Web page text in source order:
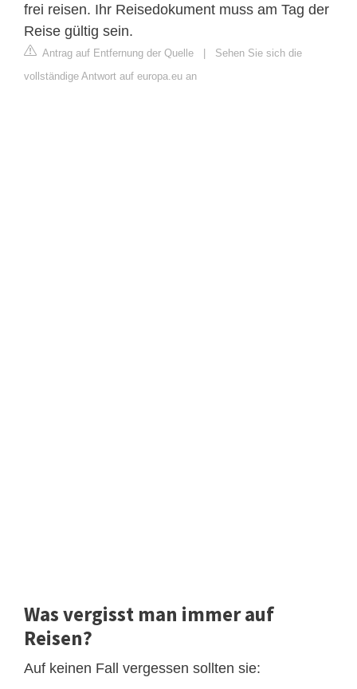
frei reisen. Ihr Reisedokument muss am Tag der
Reise gültig sein.
Antrag auf Entfernung der Quelle | Sehen Sie sich die
vollständige Antwort auf europa.eu an
Was vergisst man immer auf
Reisen?
Auf keinen Fall vergessen sollten sie: